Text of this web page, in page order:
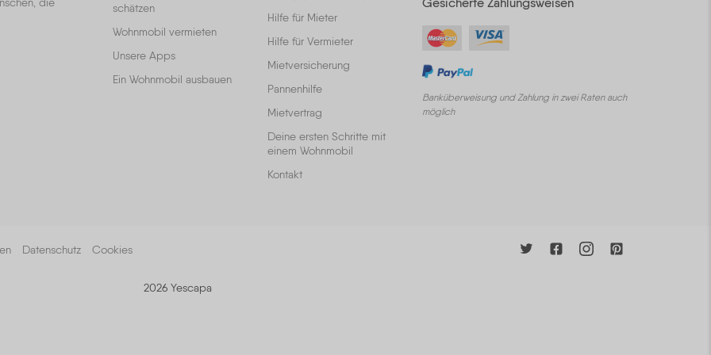
schätzen
Wohnmobil vermieten
Unsere Apps
Ein Wohnmobil ausbauen
Hilfe für Mieter
Hilfe für Vermieter
Mietversicherung
Pannenhilfe
Mietvertrag
Deine ersten Schritte mit
einem Wohnmobil
Kontakt
Banküberweisung und Zahlung in zwei Raten auch
möglich
Datenschutz Cookies
2026 Yescapa